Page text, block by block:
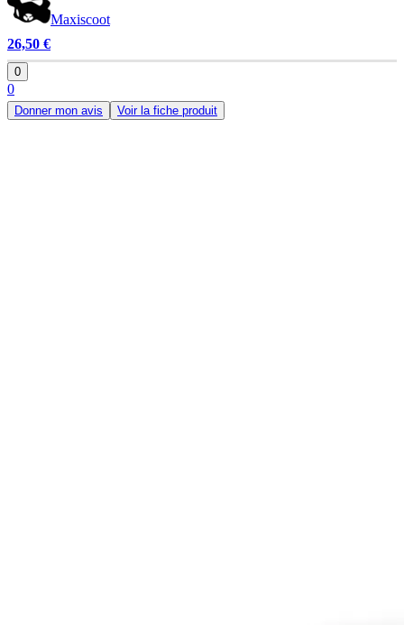
Maxiscoot
26,50 €
0
0
Donner mon avis Voir la fiche produit